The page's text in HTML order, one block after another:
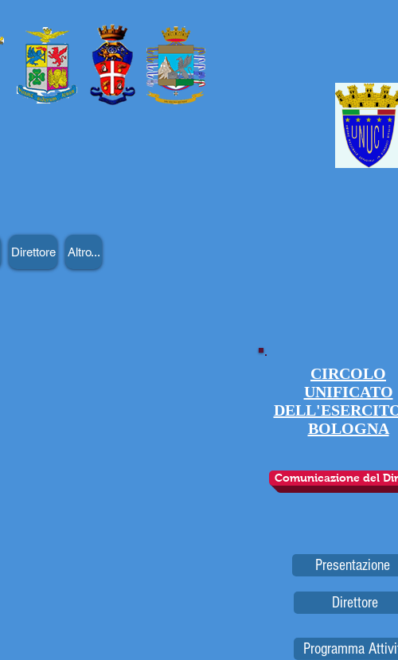
Direttore Altro...
CIRCOLO
UNIFICATO
BOLOGNA
Comunicazione del
Presentazione
Direttore
Programma